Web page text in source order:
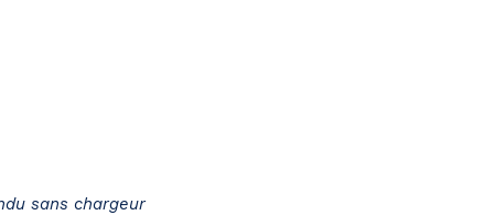
sans chargeur